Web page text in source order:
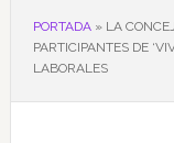
PORTADA» LA
PARTICIPANTES DE
LABORALES